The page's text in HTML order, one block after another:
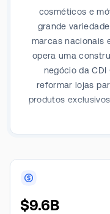
cosméticos e
grande
marcas nacionais
opera uma
negócio da
reformar lojas
produtos
Gianni Bini,
Construção. O
$9.6B